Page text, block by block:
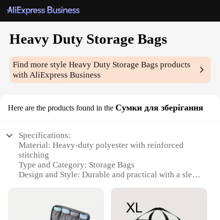
Heavy Duty Storage Bags
Find more styleHeavy Duty Storage Bags products
with AliExpress Business
Here are the products found in the Сумки для зберігання
Specifications:
Material: Heavy-duty polyester with reinforced
stitching
Type and Category: Storage Bags
Design and Style: Durable and practical with a sleek
Usage and Purpose: Ideal for storing and
transporting items securely
Shape or Size or Weight or Quantity: Available in